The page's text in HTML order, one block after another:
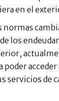
en el
normas
los
acceder
servicios de